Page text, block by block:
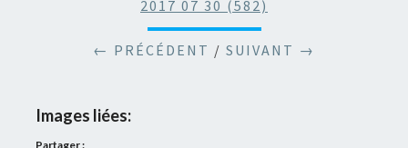
2017 07 30 (582)
← PRÉCÉDENT / SUIVANT →
Images liées:
Partager :